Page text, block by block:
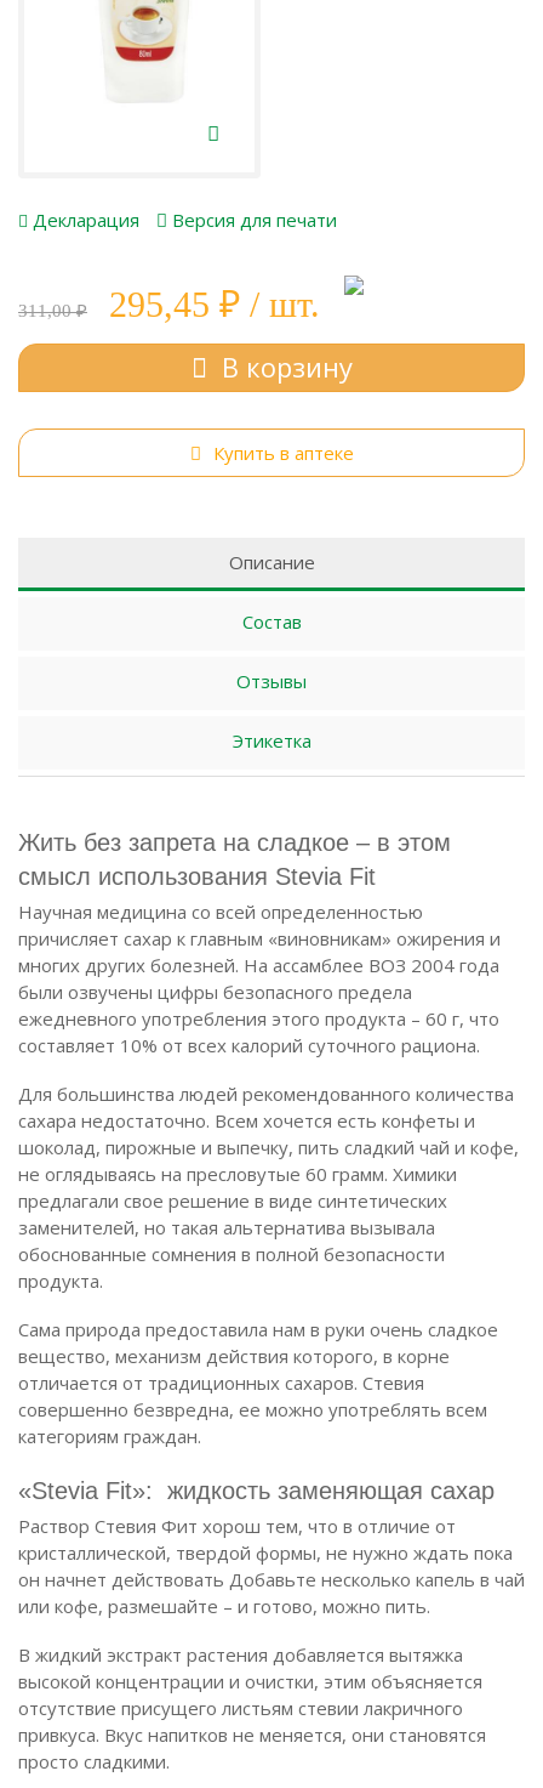
Декларация Версия для печати
311,00 ₽ 295,45 ₽ / шт.
В корзину
Купить в аптеке
Описание
Состав
Отзывы
Этикетка
Жить без запрета на сладкое – в этом
смысл использования Stevia Fit
Научная медицина со всей определенностью
причисляет сахар к главным «виновникам» ожирения и
многих других болезней. На ассамблее ВОЗ 2004 года
были озвучены цифры безопасного предела
ежедневного употребления этого продукта – 60 г, что
составляет 10% от всех калорий суточного рациона.
Для большинства людей рекомендованного количества
сахара недостаточно. Всем хочется есть конфеты и
шоколад, пирожные и выпечку, пить сладкий чай и кофе,
не оглядываясь на пресловутые 60 грамм. Химики
предлагали свое решение в виде синтетических
заменителей, но такая альтернатива вызывала
обоснованные сомнения в полной безопасности
продукта.
Сама природа предоставила нам в руки очень сладкое
вещество, механизм действия которого, в корне
отличается от традиционных сахаров. Стевия
совершенно безвредна, ее можно употреблять всем
категориям граждан.
«Stevia Fit»: жидкость заменяющая сахар
Раствор Стевия Фит хорош тем, что в отличие от
кристаллической, твердой формы, не нужно ждать пока
он начнет действовать Добавьте несколько капель в чай
или кофе, размешайте – и готово, можно пить.
В жидкий экстракт растения добавляется вытяжка
высокой концентрации и очистки, этим объясняется
отсутствие присущего листьям стевии лакричного
привкуса. Вкус напитков не меняется, они становятся
просто сладкими.